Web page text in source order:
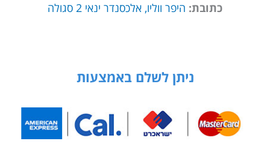
כתובת: היפר ווליו, אלכסנדר ינאי 2 סגולה
ניתן לשלם באמצעות